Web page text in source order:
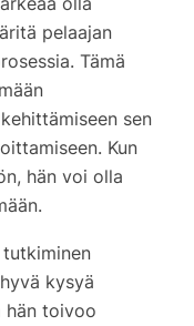
pelaajan
Tämä
sen
Kun
hän voi olla
kysyä
hän toivoo